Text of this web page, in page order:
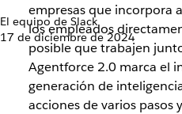
El equipo de Slack
17 de diciembre de 2024
empresas que incorpora
los empleados
posible que trabajen
Agentforce 2.0 marca el
generación de
acciones de varios pasos